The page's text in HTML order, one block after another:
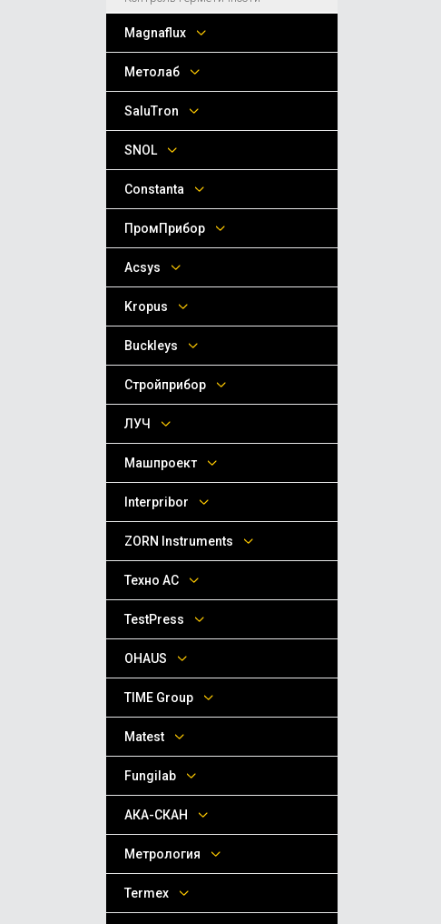
Magnaflux
Метолаб
SaluTron
SNOL
Сonstanta
ПромПрибор
Acsys
Kropus
Buckleys
Стройприбор
ЛУЧ
Машпроект
Interpribor
ZORN Instruments
Техно АС
TestPress
OHAUS
TIME Group
Matest
Fungilab
АКА-СКАН
Метрология
Termex